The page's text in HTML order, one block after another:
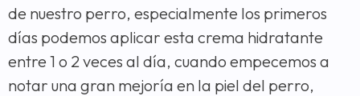
de nuestro perro, especialmente los primeros
días podemos aplicar esta crema hidratante
entre 1 o 2 veces al día, cuando empecemos a
notar una gran mejoría en la piel del perro,